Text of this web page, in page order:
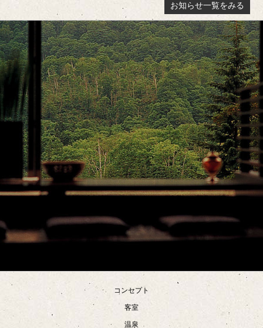
お知らせ一覧をみる
コンセプト
客室
温泉